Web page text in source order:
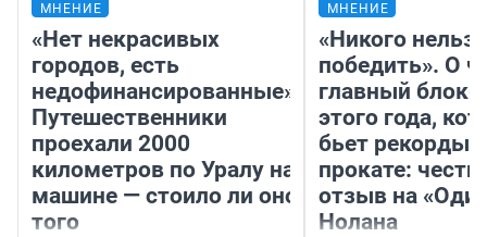
МНЕНИЕ
«Нет некрасивых
городов, есть
недофинансированные».
Путешественники
проехали 2000
километров по Уралу на
машине — стоило ли оно
того
МНЕНИЕ
«Никого нельзя
победить». О
главный
этого года,
бьет рекорды в
прокате:
отзыв на
Нолана